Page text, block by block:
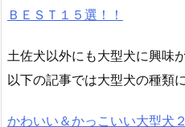
ＢＥＳＴ１５選！！
土佐犬以外にも大型犬に興味
以下の記事では大型犬の種類
かわいい＆かっこいい大型犬